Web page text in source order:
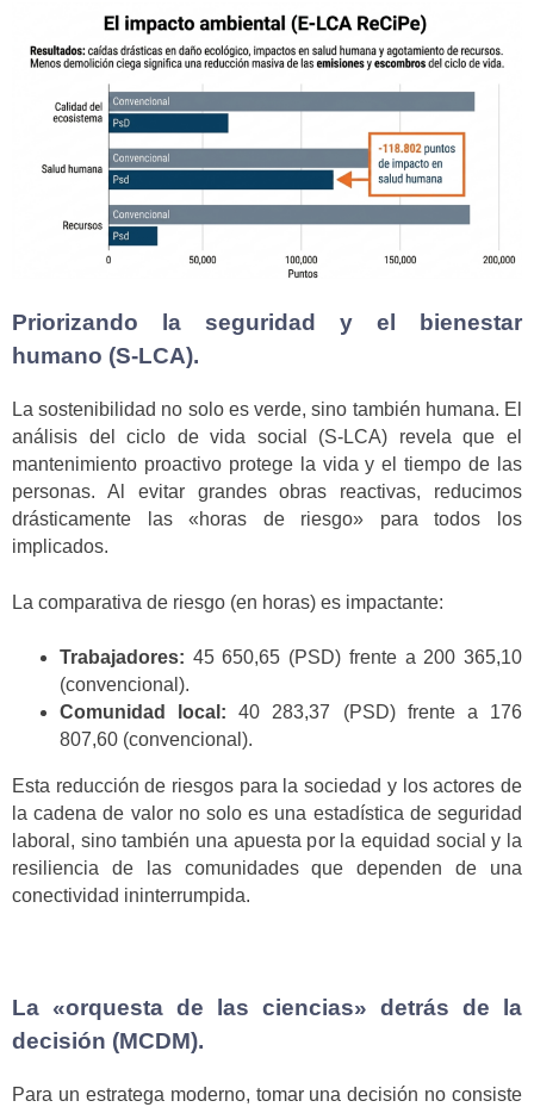
Priorizando la seguridad y el bienestar
humano (S-LCA).
La sostenibilidad no solo es verde, sino también humana. El
análisis del ciclo de vida social (S-LCA) revela que el
mantenimiento proactivo protege la vida y el tiempo de las
personas. Al evitar grandes obras reactivas, reducimos
drásticamente las «horas de riesgo» para todos los
implicados.
La comparativa de riesgo (en horas) es impactante:
Trabajadores: 45 650,65 (PSD) frente a 200 365,10
(convencional).
Comunidad local: 40 283,37 (PSD) frente a 176
807,60 (convencional).
Esta reducción de riesgos para la sociedad y los actores de
la cadena de valor no solo es una estadística de seguridad
laboral, sino también una apuesta por la equidad social y la
resiliencia de las comunidades que dependen de una
conectividad ininterrumpida.
La «orquesta de las ciencias» detrás de la
decisión (MCDM).
Para un estratega moderno, tomar una decisión no consiste